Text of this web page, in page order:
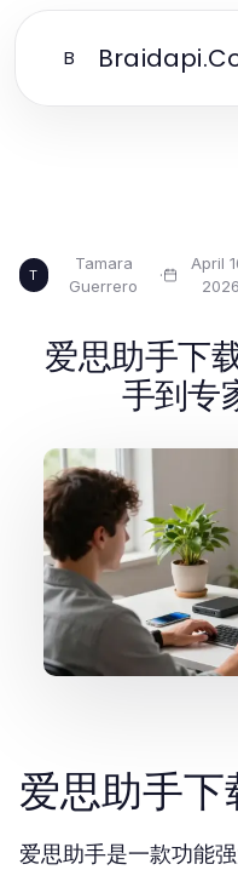
B
T
Tamara
Guerrero
·
April
2026
爱思助手下
手到专
爱思助手下
爱思助手是一款功能